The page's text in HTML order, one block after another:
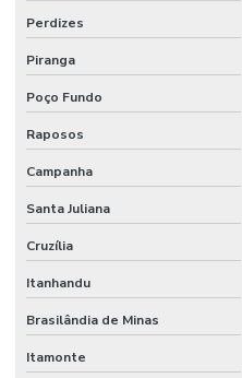
Perdizes
Piranga
Poço Fundo
Raposos
Campanha
Santa Juliana
Cruzília
Itanhandu
Brasilândia de Minas
Itamonte